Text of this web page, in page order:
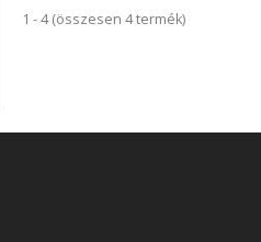
1 - 4 (összesen 4 termék)